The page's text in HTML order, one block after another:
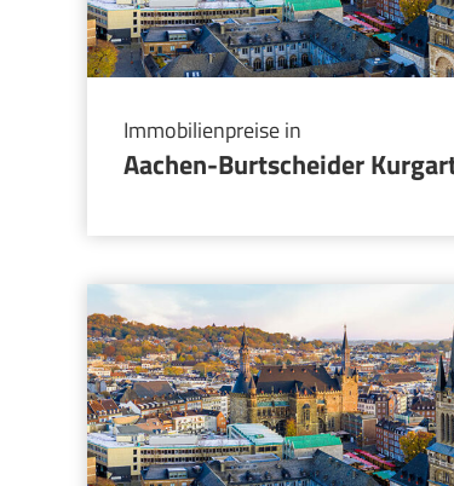
Immobilienpreise in
Aachen-Burtscheider